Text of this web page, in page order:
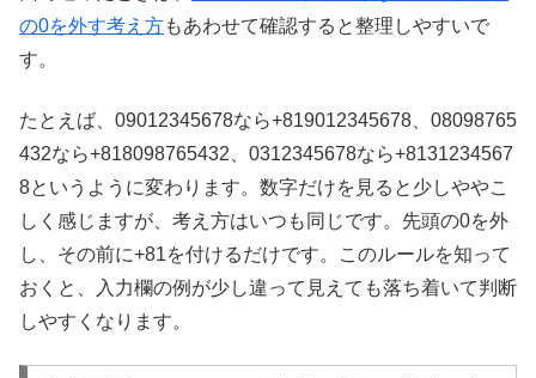
の0を外す考え方もあわせて確認すると整理しやすいで
す。
たとえば、09012345678なら+819012345678、08098765
432なら+818098765432、0312345678なら+8131234567
8というように変わります。数字だけを見ると少しややこ
しく感じますが、考え方はいつも同じです。先頭の0を外
し、その前に+81を付けるだけです。このルールを知って
おくと、入力欄の例が少し違って見えても落ち着いて判断
しやすくなります。